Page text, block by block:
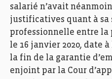
salarié n’avait
justificatives quant à
professionnelle entre la
le 16 janvier 2020, date
la fin de la garantie
enjoint par la Cour